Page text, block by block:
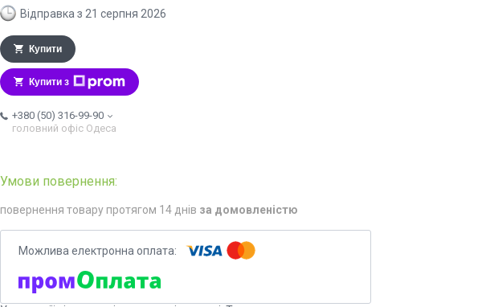
Відправка з 21 серпня 2026
Купити
Купити з
+380 (50) 316-99-90
головний офіс Одеса
повернення товару протягом 14 днів за домовленістю